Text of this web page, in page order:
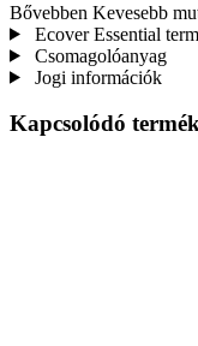
Bővebben Kevesebb
Ecover Essential
Csomagolóanyag
Jogi információk
Kapcsolódó